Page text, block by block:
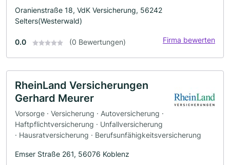
Oranienstraße 18, VdK Versicherung, 56242
Selters(Westerwald)
0.0 (0 Bewertungen) Firma bewerten
RheinLand Versicherungen
Gerhard Meurer
Vorsorge · Versicherung · Autoversicherung ·
Haftpflichtversicherung · Unfallversicherung
· Hausratversicherung · Berufsunfähigkeitsversicherung
Emser Straße 261, 56076 Koblenz